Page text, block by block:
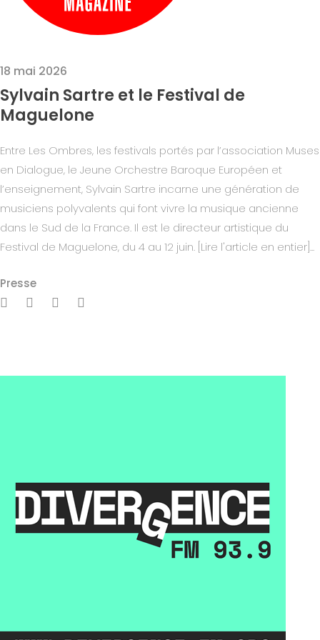
18 mai 2026
Sylvain Sartre et le Festival de
Maguelone
Entre Les Ombres, les festivals portés par l’association Muses
en Dialogue, le Jeune Orchestre Baroque Européen et
l’enseignement, Sylvain Sartre incarne une génération de
musiciens polyvalents qui font vivre la musique ancienne
dans le Sud de la France. Il est le directeur artistique du
Festival de Maguelone, du 4 au 12 juin. [Lire l'article en entier]...
Presse